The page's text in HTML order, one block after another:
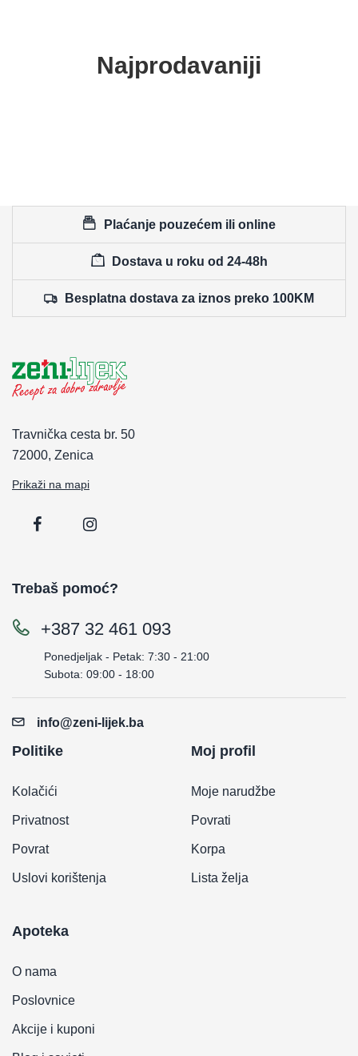
Najprodavaniji
Plaćanje pouzećem ili online
Dostava u roku od 24-48h
Besplatna dostava za iznos preko 100KM
Travnička cesta br. 50
72000, Zenica
Prikaži na mapi
Trebaš pomoć?
+387 32 461 093
Ponedjeljak - Petak: 7:30 - 21:00
Subota: 09:00 - 18:00
info@zeni-lijek.ba
Politike
Kolačići
Privatnost
Povrat
Uslovi korištenja
Moj profil
Moje narudžbe
Povrati
Korpa
Lista želja
Apoteka
O nama
Poslovnice
Akcije i kuponi